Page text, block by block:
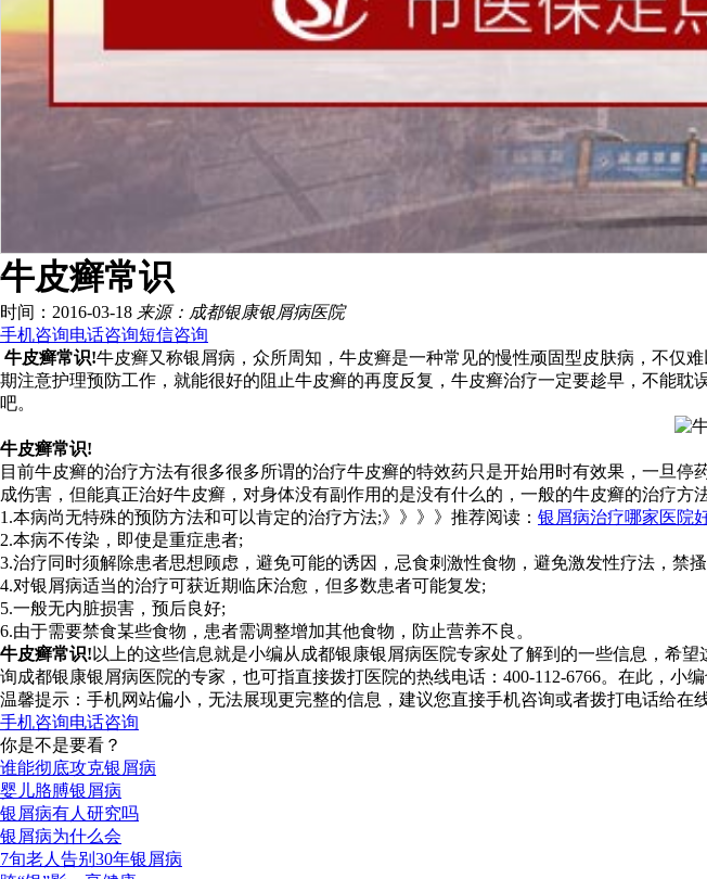
牛皮癣常识
时间：2016-03-18 来源：成都银康银屑病医院
手机咨询电话咨询短信咨询
牛皮癣常识!牛皮癣又称银屑病，众所周知，牛皮癣是一种常见的慢性顽固型皮肤病，不仅难
期注意护理预防工作，就能很好的阻止牛皮癣的再度反复，牛皮癣治疗一定要趁早，不能
吧。
牛皮癣常识!
目前牛皮癣的治疗方法有很多很多所谓的治疗牛皮癣的特效药只是开始用时有效果，一旦
成伤害，但能真正治好牛皮癣，对身体没有副作用的是没有什么的，一般的牛皮癣的治疗
1.本病尚无特殊的预防方法和可以肯定的治疗方法;》》》》推荐阅读： 银屑病治疗哪家医院
2.本病不传染，即使是重症患者;
3.治疗同时须解除患者思想顾虑，避免可能的诱因，忌食刺激性食物，避免激发性疗法，禁
4.对银屑病适当的治疗可获近期临床治愈，但多数患者可能复发;
5.一般无内脏损害，预后良好;
6.由于需要禁食某些食物，患者需调整增加其他食物，防止营养不良。
牛皮癣常识! 以上的这些信息就是小编从成都银康银屑病医院专家处了解到的一些信息，希
询成都银康银屑病医院的专家，也可指直接拨打医院的热线电话：400-112-6766。在此，小
温馨提示：手机网站偏小，无法展现更完整的信息，建议您直接手机咨询或者拨打电话给在
手机咨询电话咨询
你是不是要看？
谁能彻底攻克银屑病
婴儿胳膊银屑病
银屑病有人研究吗
银屑病为什么会
7旬老人告别30年银屑病